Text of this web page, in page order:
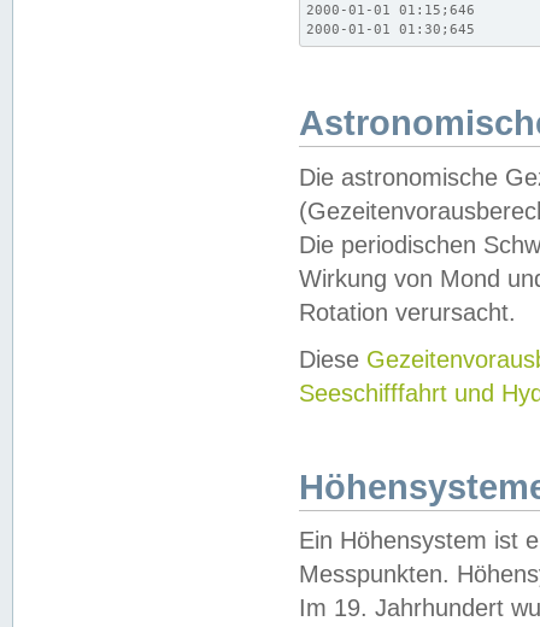
2000-01-01 01:15;646
2000-01-01 01:30;645
Die astronomische
Die periodischen
Wirkung von Mond
Rotation verursacht.
Diese
Seeschifffahrt und
Ein Höhensystem ist
Messpunkten.
Im 19. Jahrhundert